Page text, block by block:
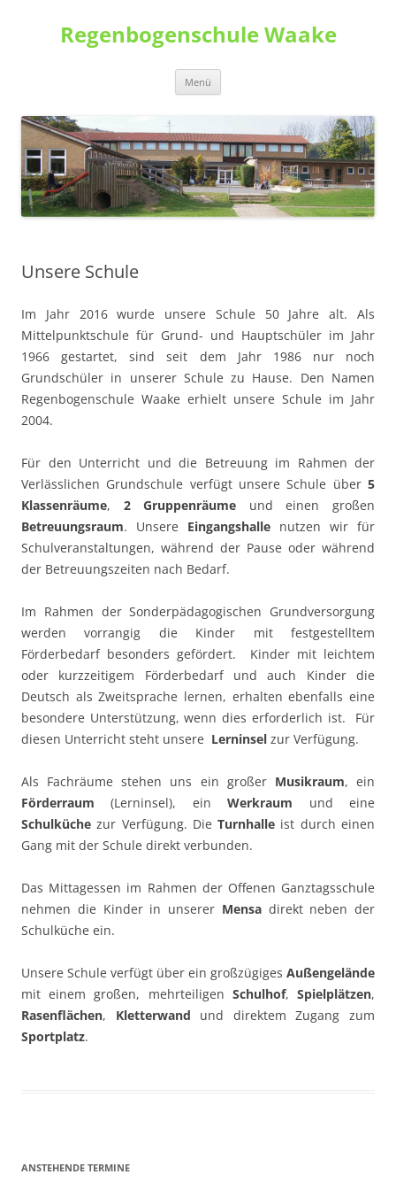
springenRegenbogenschule Waake
Menü
Unsere Schule
Im Jahr 2016 wurde unsere Schule 50 Jahre alt. Als
Mittelpunktschule für Grund- und Hauptschüler im Jahr
1966 gestartet, sind seit dem Jahr 1986 nur noch
Grundschüler in unserer Schule zu Hause. Den Namen
Regenbogenschule Waake erhielt unsere Schule im Jahr
2004.
Für den Unterricht und die Betreuung im Rahmen der
Verlässlichen Grundschule verfügt unsere Schule über5
Klassenräume, 2 Gruppenräume und einen großen
Betreuungsraum. Unsere Eingangshalle nutzen wir für
Schulveranstaltungen, während der Pause oder während
der Betreuungszeiten nach Bedarf.
Im Rahmen der Sonderpädagogischen Grundversorgung
werden vorrangig die Kinder mit festgestelltem
Förderbedarf besonders gefördert. Kinder mit leichtem
oder kurzzeitigem Förderbedarf und auch Kinder die
Deutsch als Zweitsprache lernen, erhalten ebenfalls eine
besondere Unterstützung, wenn dies erforderlich ist. Für
diesen Unterricht steht unsere Lerninsel zur Verfügung.
Als Fachräume stehen uns ein großer Musikraum, ein
Förderraum (Lerninsel), einWerkraum und eine
Schulküche zur Verfügung. DieTurnhalle ist durch einen
Gang mit der Schule direkt verbunden.
Das Mittagessen im Rahmen der Offenen Ganztagsschule
nehmen die Kinder in unserer Mensadirekt neben der
Schulküche ein.
Unsere Schule verfügt über ein großzügiges Außengelände
mit einem großen, mehrteiligen Schulhof,Spielplätzen,
Rasenflächen, Kletterwand und direktem Zugang zum
Sportplatz.
ANSTEHENDE TERMINE